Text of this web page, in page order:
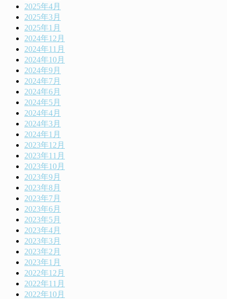
2025年4月
2025年3月
2025年1月
2024年12月
2024年11月
2024年10月
2024年9月
2024年7月
2024年6月
2024年5月
2024年4月
2024年3月
2024年1月
2023年12月
2023年11月
2023年10月
2023年9月
2023年8月
2023年7月
2023年6月
2023年5月
2023年4月
2023年3月
2023年2月
2023年1月
2022年12月
2022年11月
2022年10月